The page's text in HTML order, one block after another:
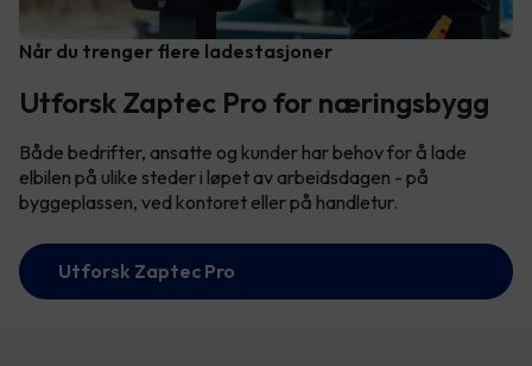
Når du trenger flere ladestasjoner
Utforsk Zaptec Pro for næringsbygg
Både bedrifter, ansatte og kunder har behov for å lade
elbilen på ulike steder i løpet av arbeidsdagen - på
byggeplassen, ved kontoret eller på handletur.
Utforsk Zaptec Pro